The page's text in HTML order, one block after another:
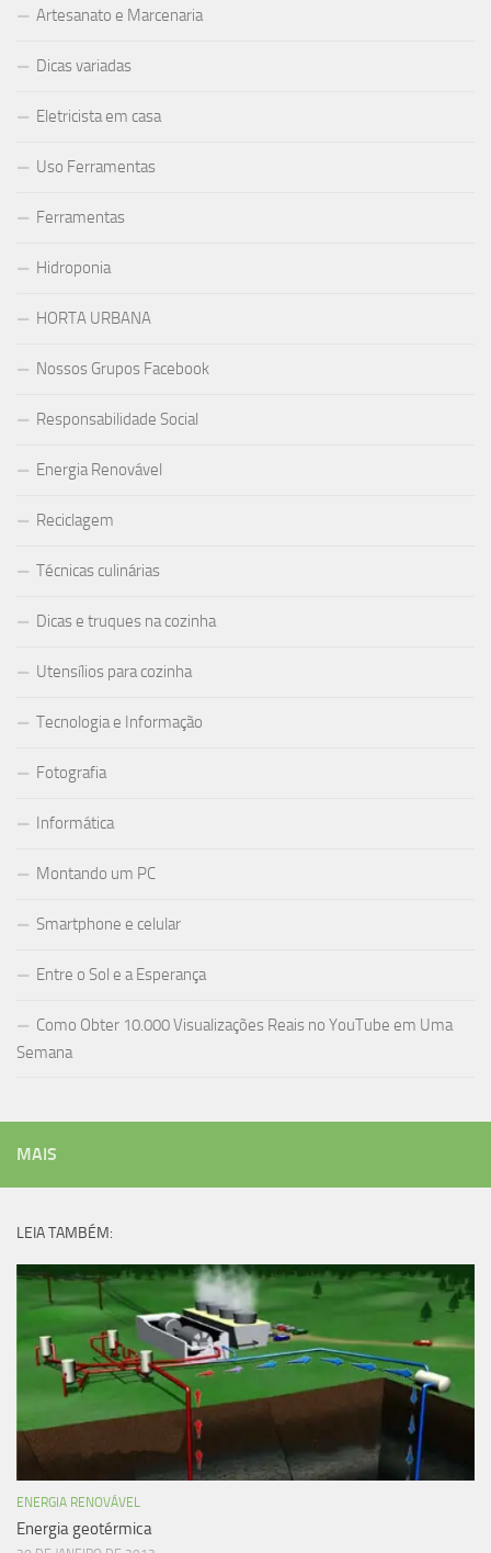
Artesanato e Marcenaria
Dicas variadas
Eletricista em casa
Uso Ferramentas
Ferramentas
Hidroponia
HORTA URBANA
Nossos Grupos Facebook
Responsabilidade Social
Energia Renovável
Reciclagem
Técnicas culinárias
Dicas e truques na cozinha
Utensílios para cozinha
Tecnologia e Informação
Fotografia
Informática
Montando um PC
Smartphone e celular
Entre o Sol e a Esperança
Como Obter 10.000 Visualizações Reais no YouTube em Uma
Semana
MAIS
LEIA TAMBÉM:
ENERGIA RENOVÁVEL
Energia geotérmica